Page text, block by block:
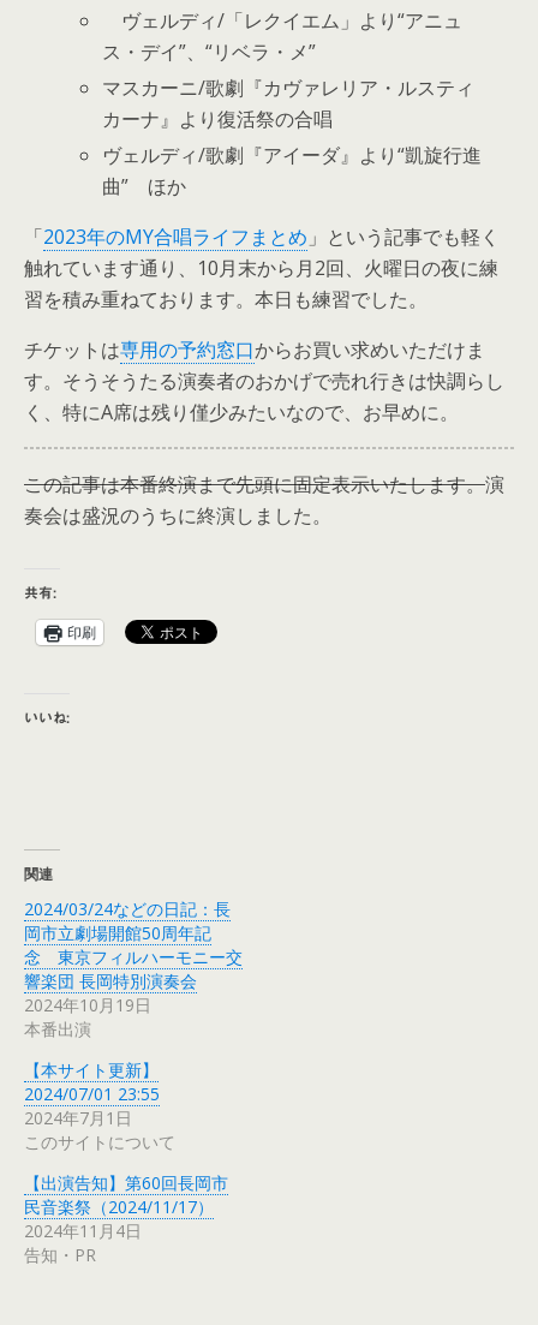
ヴェルディ/「レクイエム」より“アニュ
ス・デイ”、“リベラ・メ”
マスカーニ/歌劇『カヴァレリア・ルスティ
カーナ』より復活祭の合唱
ヴェルディ/歌劇『アイーダ』より“凱旋行進
曲” ほか
「2023年のMY合唱ライフまとめ 」という記事でも軽く
触れています通り、10月末から月2回、火曜日の夜に練
習を積み重ねております。本日も練習でした。
チケットは専用の予約窓口からお買い求めいただけま
す。そうそうたる演奏者のおかげで売れ行きは快調らし
く、特にA席は残り僅少みたいなので、お早めに。
この記事は本番終演まで先頭に固定表示いたします。演
奏会は盛況のうちに終演しました。
共有:
印刷
いいね:
関連
2024/03/24などの日記：長
岡市立劇場開館50周年記
念 東京フィルハーモニー交
響楽団 長岡特別演奏会
2024年10月19日
本番出演
【本サイト更新】
2024/07/01 23:55
2024年7月1日
このサイトについて
【出演告知】第60回長岡市
民音楽祭（2024/11/17）
2024年11月4日
告知・PR